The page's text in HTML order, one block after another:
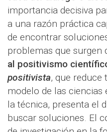
importancia decisiva
a una razón práctica
de encontrar
problemas que surgen
al positivismo
positivista, que reduce
modelo de las
la técnica, presenta el
buscar soluciones. El